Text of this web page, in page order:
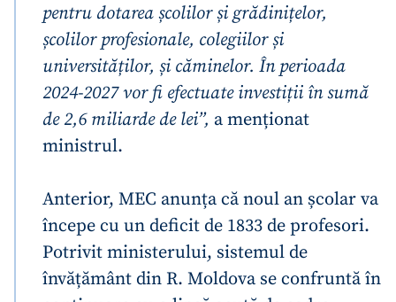
pentru dotarea școlilor și grădinițelor,
școlilor profesionale, colegiilor și
universităților, și căminelor. În perioada
2024-2027 vor fi efectuate investiții în sumă
de 2,6 miliarde de lei”, a menționat
ministrul.
Anterior, MEC anunța că noul an școlar va
începe cu un deficit de 1833 de profesori.
Potrivit ministerului, sistemul de
învățământ din R. Moldova se confruntă în